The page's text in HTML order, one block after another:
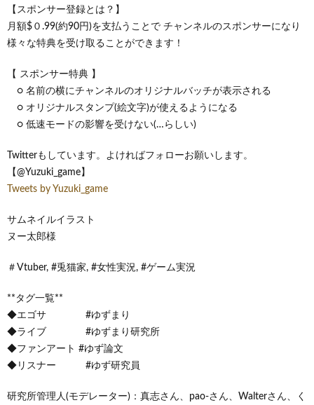
【スポンサー登録とは？】
月額$０.99(約90円)を支払うことで チャンネルのスポンサーになり
様々な特典を受け取ることができます！
【 スポンサー特典 】
○ 名前の横にチャンネルのオリジナルバッチが表示される
○ オリジナルスタンプ(絵文字)が使えるようになる
○ 低速モードの影響を受けない(…らしい)
Twitterもしています。よければフォローお願いします。
【@Yuzuki_game】
Tweets by Yuzuki_game
サムネイルイラスト
ヌー太郎様
＃Vtuber, #兎猫家, #女性実況, #ゲーム実況
**タグ一覧**
◆エゴサ #ゆずまり
◆ライブ #ゆずまり研究所
◆ファンアート #ゆず論文
◆リスナー #ゆず研究員
研究所管理人(モデレーター)：真志さん、pao-さん、Walterさん、く